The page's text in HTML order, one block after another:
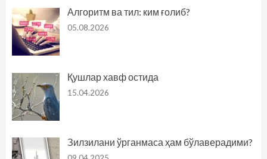
Алгоритм ва тил: ким ғолиб?
05.08.2026
Қушлар хавф остида
15.04.2026
Зилзилани ўрганмаса ҳам бўлаверадими?